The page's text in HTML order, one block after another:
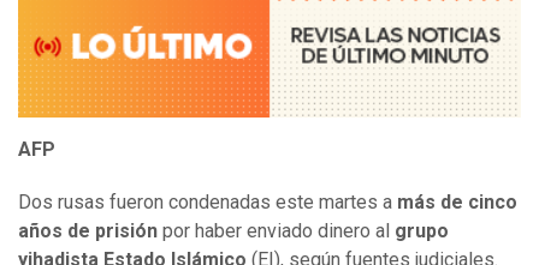
AFP
Dos rusas fueron condenadas este martes a más de cinco
años de prisión por haber enviado dinero al grupo
yihadista Estado Islámico (EI), según fuentes judiciales.